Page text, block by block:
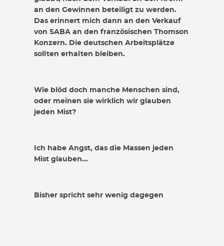
an den Gewinnen beteiligt zu werden.
Das erinnert mich dann an den Verkauf
von SABA an den französischen Thomson
Konzern. Die deutschen Arbeitsplätze
sollten erhalten bleiben.
Wie blöd doch manche Menschen sind,
oder meinen sie wirklich wir glauben
jeden Mist?
Ich habe Angst, das die Massen jeden
Mist glauben...
Bisher spricht sehr wenig dagegen